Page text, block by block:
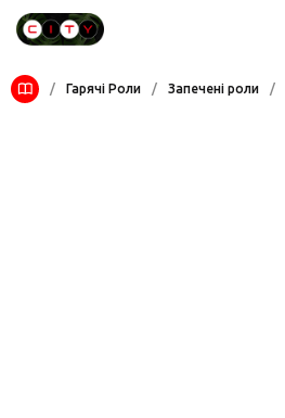
/ Гарячі Роли / Запечені роли /